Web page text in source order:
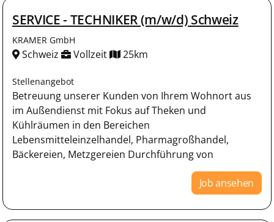
SERVICE - TECHNIKER (m/w/d) Schweiz
KRAMER GmbH
Schweiz Vollzeit 25km
Stellenangebot
Betreuung unserer Kunden von Ihrem Wohnort aus
im Außendienst mit Fokus auf Theken und
Kühlräumen in den Bereichen
Lebensmitteleinzelhandel, Pharmagroßhandel,
Bäckereien, Metzgereien Durchführung von
Job ansehen